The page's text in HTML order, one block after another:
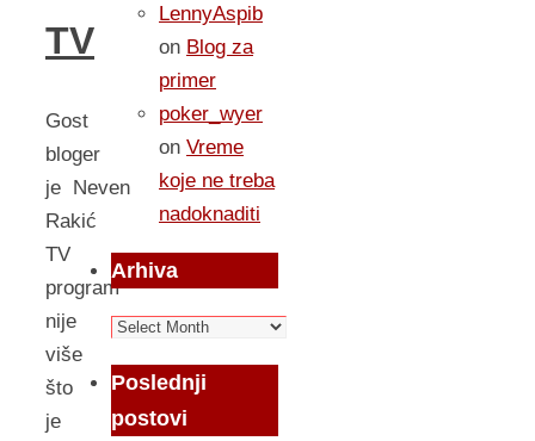
TV
Gost
bloger
je Neven
Rakić
TV
program
nije
više
što
je
LennyAspib
on Blog za
primer
poker_wyer
on Vreme
koje ne treba
nadoknaditi
Arhiva
Arhiva
Poslednji
postovi